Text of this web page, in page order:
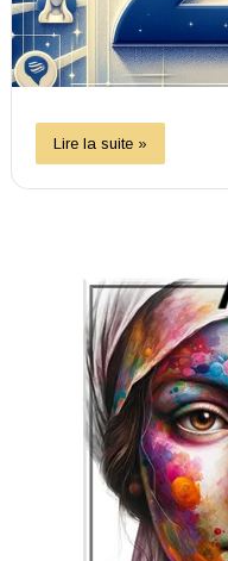
Lire la suite »